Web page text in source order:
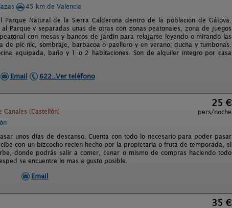
45 km de Valencia
Natural de la Sierra Calderona dentro de la población de Gátova.
Parque y separadas unas de otras con zonas peatonales, zona de juegos
con mesas y bancos de jardín para relajarse leyendo o mirando las
de pic-nic, sombraje, barbacoa o paellero y en verano; ducha y tumbonas.
equipada, baño y 1 o 2 habitaciones. Son de alquiler integro por casa
Email 622..Ver teléfono
Canales (Castellón)
25 €
pers/noche
unos días de descanso. Cuenta con todo lo necesario para poder pasar
con un bizcocho recien hecho por la propietaria o fruta de temporada, el
donde podrás salir a comer, cenar o mismo de compras haciendo todo
se encuentre lo mas a gusto posible.
Email
35 €